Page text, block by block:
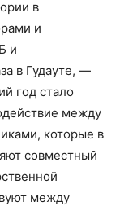
в
и
и
в Гудауте, —
год стало
между
которые в
совместный
между